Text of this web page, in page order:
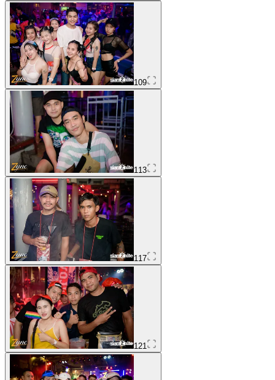
109
113
117
121